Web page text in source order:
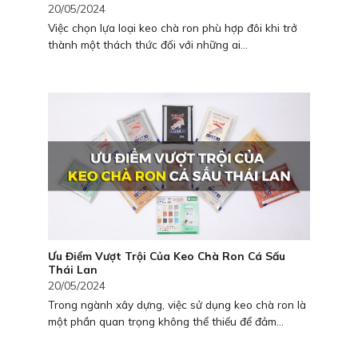
20/05/2024
Việc chọn lựa loại keo chà ron phù hợp đôi khi trở
thành một thách thức đối với những ai...
Ưu Điểm Vượt Trội Của Keo Chà Ron Cá Sấu
Thái Lan
20/05/2024
Trong ngành xây dựng, việc sử dụng keo chà ron là
một phần quan trọng không thể thiếu để đảm...